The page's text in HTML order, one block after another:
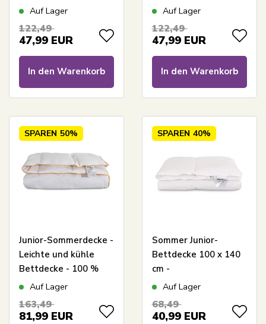
Daunenfaserfüllung -
Living
Auf Lager
122,49
47,99 EUR
In den Warenkorb
Maulbeerseide -
Living
Auf Lager
122,49
47,99 EUR
In den Warenkorb
SPAREN 50%
Junior-Sommerdecke -
Leichte und kühle
Bettdecke - 100 %
Moschusdaunen -
Living
Auf Lager
163,49
81,99 EUR
SPAREN 40%
Sommer Junior-
Bettdecke 100 x 140
cm -
Allergikerfreundliche
luftigen Fiberdun -
Auf Lager
68,49
40,99 EUR